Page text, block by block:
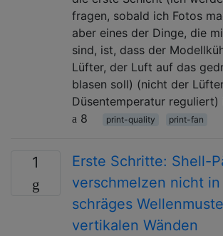
fragen, sobald ich Fotos
aber eines der Dinge, die
sind, ist, dass der
Lüfter, der Luft auf das
blasen soll) (nicht der
Düsentemperatur
8
print-quality print-fan
1
Erste Schritte: Shell-
verschmelzen nicht
schräges
vertikalen Wänden